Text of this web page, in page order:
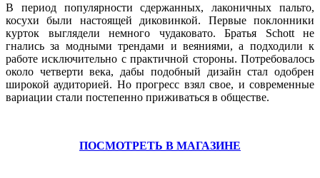
В период популярности сдержанных, лаконичных пальто,
косухи были настоящей диковинкой. Первые поклонники
курток выглядели немного чудаковато. Братья Schott не
гнались за модными трендами и веяниями, а подходили к
работе исключительно с практичной стороны. Потребовалось
около четверти века, дабы подобный дизайн стал одобрен
широкой аудиторией. Но прогресс взял свое, и современные
вариации стали постепенно приживаться в обществе.
ПОСМОТРЕТЬ В МАГАЗИНЕ